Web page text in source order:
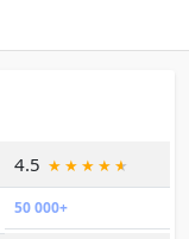
4.5
50 000+